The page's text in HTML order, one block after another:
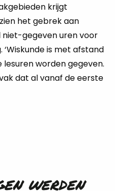
krijgt
het gebrek aan
gegeven uren voor
is met afstand
worden gegeven.
dat al vanaf de eerste
werden